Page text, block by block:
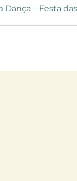
Dança – Festa